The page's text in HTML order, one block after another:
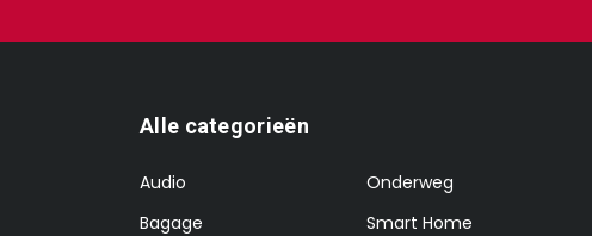
Alle categorieën
Audio
Bagage
Onderweg
Smart Home